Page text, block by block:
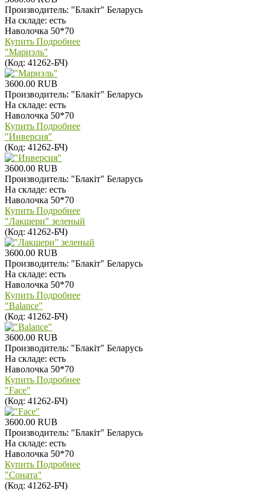
Производитель: "Блакiт" Беларусь
На складе: есть
Наволочка 50*70
Купить Подробнее
"Мариэль"
(Код: 41262-БЧ)
3600.00 RUB
Производитель: "Блакiт" Беларусь
На складе: есть
Наволочка 50*70
Купить Подробнее
"Инверсия"
(Код: 41262-БЧ)
3600.00 RUB
Производитель: "Блакiт" Беларусь
На складе: есть
Наволочка 50*70
Купить Подробнее
"Лакшери" зеленый
(Код: 41262-БЧ)
3600.00 RUB
Производитель: "Блакiт" Беларусь
На складе: есть
Наволочка 50*70
Купить Подробнее
"Balance"
(Код: 41262-БЧ)
3600.00 RUB
Производитель: "Блакiт" Беларусь
На складе: есть
Наволочка 50*70
Купить Подробнее
"Face"
(Код: 41262-БЧ)
3600.00 RUB
Производитель: "Блакiт" Беларусь
На складе: есть
Наволочка 50*70
Купить Подробнее
"Соната"
(Код: 41262-БЧ)